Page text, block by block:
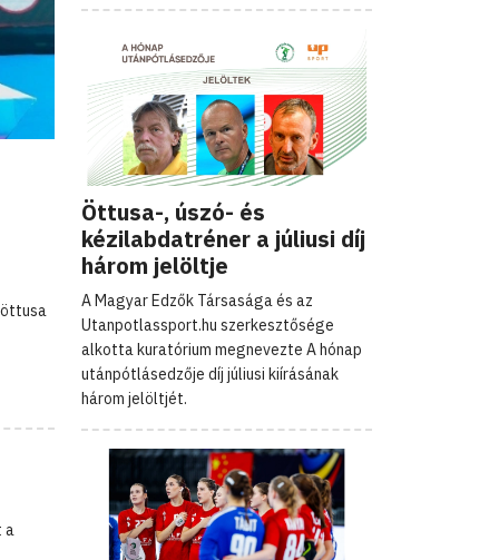
a
Öttusa-, úszó- és
kézilabdatréner a júliusi díj
három jelöltje
A Magyar Edzők Társasága és az
Utanpotlassport.hu szerkesztősége
alkotta kuratórium megnevezte A hónap
utánpótlásedzője díj júliusi kiírásának
három jelöltjét.